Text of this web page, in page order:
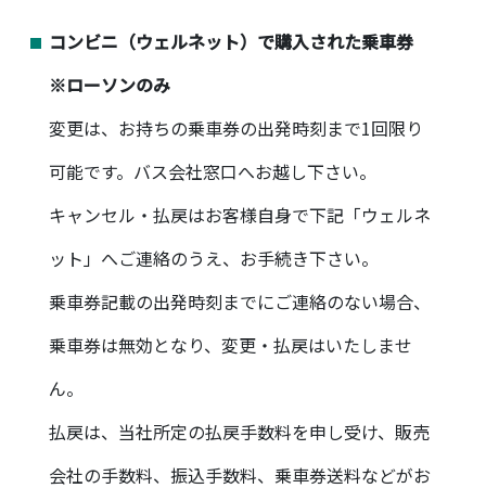
コンビニ（ウェルネット）で購入された乗車券
※ローソンのみ
変更は、お持ちの乗車券の出発時刻まで1回限り
可能です。バス会社窓口へお越し下さい。
キャンセル・払戻はお客様自身で下記「ウェルネ
ット」へご連絡のうえ、お手続き下さい。
乗車券記載の出発時刻までにご連絡のない場合、
乗車券は無効となり、変更・払戻はいたしませ
ん。
払戻は、当社所定の払戻手数料を申し受け、販売
会社の手数料、振込手数料、乗車券送料などがお